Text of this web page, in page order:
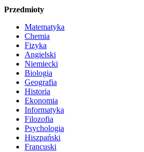
Przedmioty
Matematyka
Chemia
Fizyka
Angielski
Niemiecki
Biologia
Geografia
Historia
Ekonomia
Informatyka
Filozofia
Psychologia
Hiszpański
Francuski